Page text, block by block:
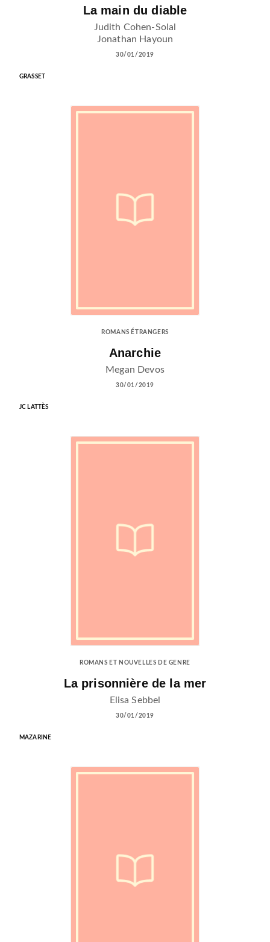
La main du diable
Judith Cohen-Solal
Jonathan Hayoun
30/01/2019
GRASSET
ROMANS ÉTRANGERS
Anarchie
Megan Devos
30/01/2019
JC LATTÈS
ROMANS ET NOUVELLES DE GENRE
La prisonnière de la mer
Elisa Sebbel
30/01/2019
MAZARINE